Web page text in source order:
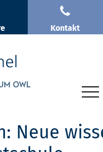
Kontakt
Neue